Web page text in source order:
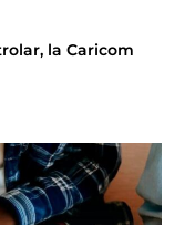
la Caricom